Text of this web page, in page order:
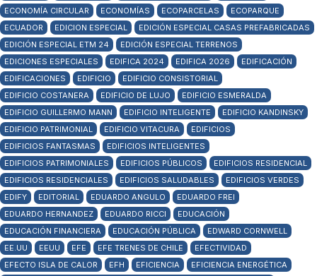
ECONOMÍA CIRCULAR
ECONOMÍAS ECOPARCELAS
ECOPARQUE
ECUADOR
EDICION ESPECIAL
EDICIÓN ESPECIAL CASAS PREFABRICADAS
EDICIÓN ESPECIAL ETM 24
EDICIÓN ESPECIAL TERRENOS
EDICIONES ESPECIALES
EDIFICA 2024 EDIFICA 2026
EDIFICACIÓN
EDIFICACIONES
EDIFICIO
EDIFICIO CONSISTORIAL
EDIFICIO COSTANERA
EDIFICIO DE LUJO
EDIFICIO ESMERALDA
EDIFICIO GUILLERMO MANN
EDIFICIO INTELIGENTE
EDIFICIO KANDINSKY
EDIFICIO PATRIMONIAL
EDIFICIO VITACURA
EDIFICIOS
EDIFICIOS FANTASMAS
EDIFICIOS INTELIGENTES
EDIFICIOS PATRIMONIALES
EDIFICIOS PÚBLICOS
EDIFICIOS RESIDENCIAL
EDIFICIOS RESIDENCIALES
EDIFICIOS SALUDABLES
EDIFICIOS VERDES
EDIFY
EDITORIAL EDUARDO ANGULO
EDUARDO FREI
EDUARDO HERNANDEZ
EDUARDO RICCI
EDUCACIÓN
EDUCACIÓN FINANCIERA
EDUCACIÓN PÚBLICA
EDWARD CORNWELL
EE.UU
EEUU EFE EFE TRENES DE CHILE
EFECTIVIDAD
EFECTO ISLA DE CALOR
EFH EFICIENCIA
EFICIENCIA ENERGÉTICA